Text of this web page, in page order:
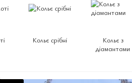
Кольє срібні
Кольє з
діамантами